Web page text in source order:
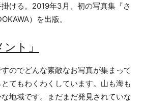
ける。2019年3⽉、初の写真集『さ
）を出版。
ト」
のでどんな素敵なお写真が集まって
てもわくわくしています。山も海も
地域です。まだまだ発見されていな